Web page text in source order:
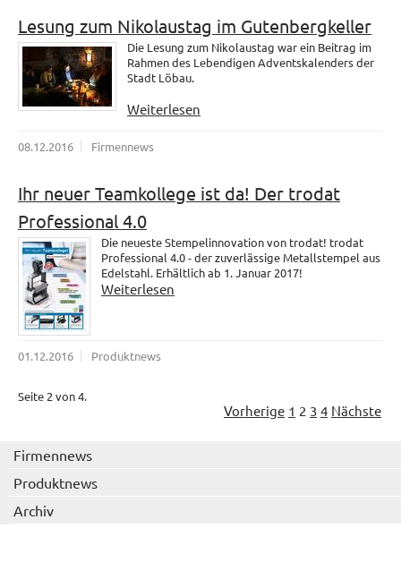
Lesung zum Nikolaustag im Gutenbergkeller
Die Lesung zum Nikolaustag war ein Beitrag im
Rahmen des Lebendigen Adventskalenders der
Stadt Löbau.
Weiterlesen
08.12.2016 Firmennews
Ihr neuer Teamkollege ist da! Der trodat
Professional 4.0
Die neueste Stempelinnovation von trodat! trodat
Professional 4.0 - der zuverlässige Metallstempel aus
Edelstahl. Erhältlich ab 1. Januar 2017!
Weiterlesen
01.12.2016 Produktnews
Seite 2 von 4.
Vorherige 1 2 3 4 Nächste
Firmennews
Produktnews
Archiv